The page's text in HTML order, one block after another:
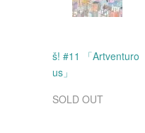
š! #11 「Artventuro
us」
SOLD OUT